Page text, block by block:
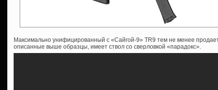
Максимально унифицированный с «Сайгой-9» TR9 тем не менее
описанные выше образцы, имеет ствол со сверловкой «парадокс».